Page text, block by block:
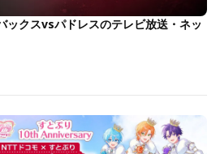
ックスvsパドレスのテレビ放送・ネッ